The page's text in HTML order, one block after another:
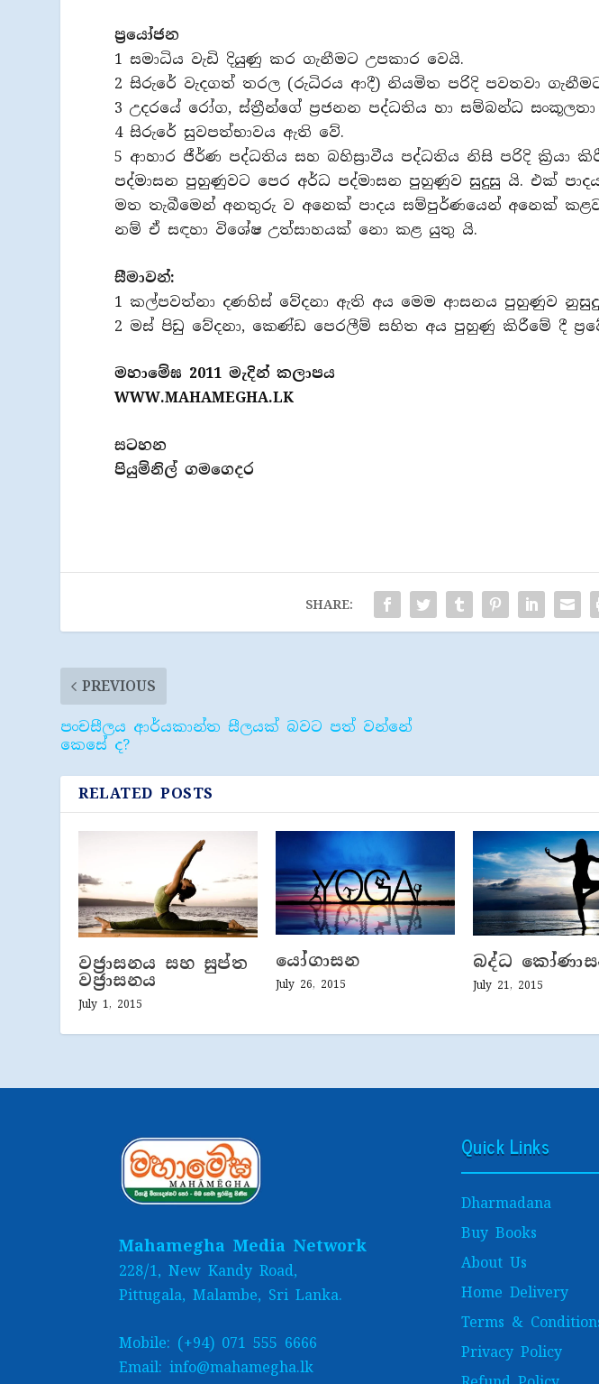
ප‍්‍රයෝජන
1 සමාධිය වැඩි දියුණු කර ගැනීමට උපකාර වෙයි.
2 සිරුරේ වැදගත් තරල (රුධිරය ආදී) නියමිත පරිදි පවතවා
3 උදරයේ රෝග, ස්තී‍්‍රන්ගේ ප‍්‍රජනන පද්ධතිය හා සම්බන්ධ
4 සිරුරේ සුවපත්භාවය ඇති වේ.
5 ආහාර ජීර්ණ පද්ධතිය සහ බහිස‍්‍රාවීය පද්ධතිය නිසි පරිදි කි‍්‍රයා
පද්මාසන පුහුණුවට පෙර අර්ධ පද්මාසන පුහුණුව සුදුසු යි. එක්
මත තැබීමෙන් අනතුරු ව අනෙක් පාදය සම්පුර්ණයෙන් අනෙක්
නම් ඒ සඳහා විශේෂ උත්සාහයක් නො කළ යුතු යි.
සීමාවන්:
1 කල්පවත්නා දණහිස් වේදනා ඇති අය මෙම ආසනය පුහුණුව
2 මස් පිඩු වේදනා, කෙණ්ඩ පෙරලීම් සහිත අය පුහුණු කිරීමේ දී
මහාමේඝ 2011 මැදින් කලාපය
WWW.MAHAMEGHA.LK
සටහන
පියුම්නිල් ගමගෙදර
SHARE:
PREVIOUS
පංචසීලය ආර්යකාන්ත සීලයක් බවට පත් වන්නේ
කෙසේ ද?
RELATED POSTS
වජ‍්‍රාසනය සහ සුප්ත
වජ‍්‍රාසනය
July 1, 2015
යෝගාසන
July 26, 2015
බද්ධ
July 21, 2015
Mahamegha Media Network
228/1, New Kandy Road,
Pittugala, Malambe, Sri Lanka.
Mobile: (+94) 071 555 6666
Email: info@mahamegha.lk
Quick Links
Dharmadana
Buy Books
About Us
Home Delivery
Terms &
Privacy Policy